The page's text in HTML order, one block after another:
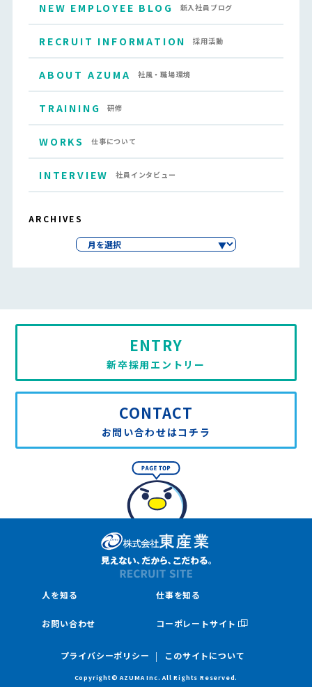
NEW EMPLOYEE BLOG 新入社員ブログ
RECRUIT INFORMATION 採用活動
ABOUT AZUMA 社風・職場環境
TRAINING 研修
WORKS 仕事について
INTERVIEW 社員インタビュー
ARCHIVES
CONTACT
お問い合わせはコチラ
ENTRY
新卒採用エントリー
人を知る 仕事を知る
お問い合わせ コーポレートサイト
プライバシーポリシー このサイトについて
Copyright© AZUMA Inc. All Rights Reserved.